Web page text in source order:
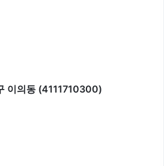
이의동 (4111710300)